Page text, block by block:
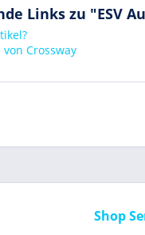
Links zu "ESV
Crossway
Shop